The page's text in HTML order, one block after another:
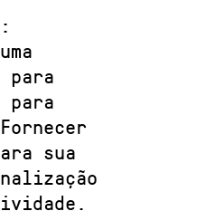
para
sua